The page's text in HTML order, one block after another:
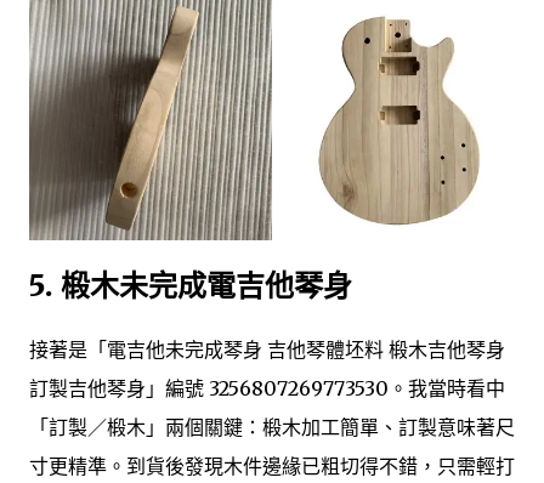
5. 椴木未完成電吉他琴身
接著是「電吉他未完成琴身 吉他琴體坯料 椴木吉他琴身
訂製吉他琴身」編號 3256807269773530。我當時看中
「訂製／椴木」兩個關鍵：椴木加工簡單、訂製意味著尺
寸更精準。到貨後發現木件邊緣已粗切得不錯，只需輕打